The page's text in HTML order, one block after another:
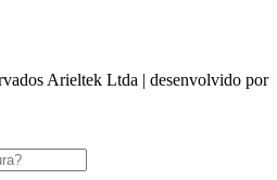
Arieltek Ltda | desenvolvido por